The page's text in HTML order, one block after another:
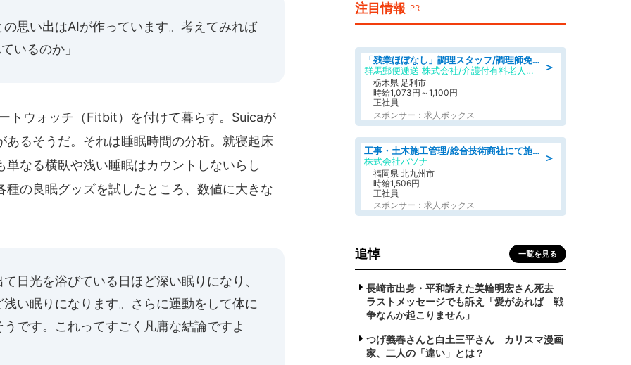
思い出はAIが作っています。考えてみれば
いるのか」
ウォッチ（Fitbit）を付けて暮らす。Suicaが
るそうだ。それは睡眠時間の分析。就寝起床
なる横臥や浅い睡眠はカウントしないらし
の良眠グッズを試したところ、数値に大きな
日光を浴びている日ほど深い眠りになり、
い眠りになります。さらに運動をして体に
です。これってすごく凡庸な結論ですよ
注目情報 PR
＞
「残業ほぼなし」調理スタッフ/調理師免許必須/正職員/日勤のみ/介護付き有料老人ホーム/社会保障完備
群馬郵便逓送 株式会社/介護付有料老人ホーム ふる里
栃木県 足利市
時給1,073円～1,100円
正社員
スポンサー：求人ボックス
＞
工事・土木施工管理/総合技術商社にて施工管理のお仕事/即日勤務可/車通勤可/工事・土木施工管理/生産・品質管理
株式会社パソナ
福岡県 北九州市
時給1,506円
正社員
スポンサー：求人ボックス
追悼 一覧を見る
長崎市出身・平和訴えた美輪明宏さん死去
ラストメッセージでも訴え「愛があれば 戦
争なんか起こりません」
つげ義春さんと白土三平さん カリスマ漫画
家、二人の「違い」とは？